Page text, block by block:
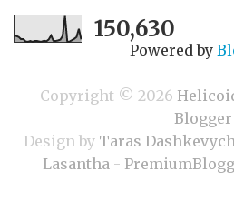
150,630
Powered by
Copyright © 2026
Blogger
Design by Taras Dashkevych
Lasantha -